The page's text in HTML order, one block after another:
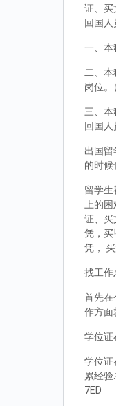
证、买
回国人
一、本
二、
岗位。
三、
回国
出国
的时候
留学
上的
证、买
凭，买
凭，
找工作
首先在
作方面
学位证
学位证
累经
7ED